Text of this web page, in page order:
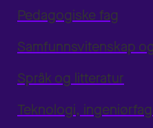
Pedagogiske fag
Samfunnsvitenskap
Språk og litteratur
Teknologi,